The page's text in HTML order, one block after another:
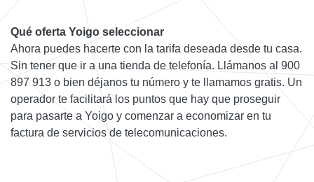
Qué oferta Yoigo seleccionar
Ahora puedes hacerte con la tarifa deseada desde tu casa.
Sin tener que ir a una tienda de telefonía. Llámanos al 900
897 913 o bien déjanos tu número y te llamamos gratis. Un
operador te facilitará los puntos que hay que proseguir
para pasarte a Yoigo y comenzar a economizar en tu
factura de servicios de telecomunicaciones.